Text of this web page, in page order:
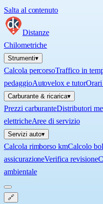
Salta al contenuto
Distanze
Chilometriche
Strumenti▾
Calcola percorsoTraffico in
pedaggioAutovelox e tutor
Carburante & ricarica▾
Prezzi carburanteDistributori
elettricheAree di servizio
Servizi auto▾
Calcola rimborso kmCalcolo
assicurazioneVerifica revisione
ambientale
🔗